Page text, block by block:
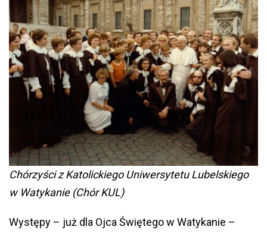
Chórzyści z Katolickiego Uniwersytetu Lubelskiego
w Watykanie (Chór KUL)
Występy – już dla Ojca Świętego w Watykanie –